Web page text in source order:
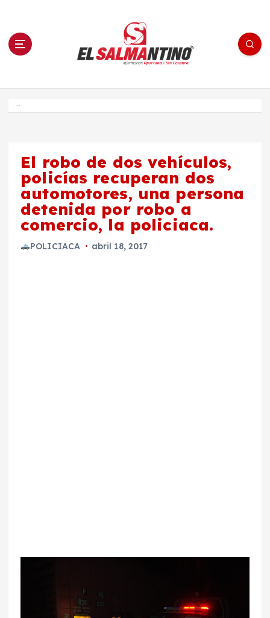
n El Salmantino - medios/noticias/editorial
El robo de dos vehículos,
policías recuperan dos
automotores, una persona
detenida por robo a
comercio, la policiaca.
POLICIACA abril 18, 2017